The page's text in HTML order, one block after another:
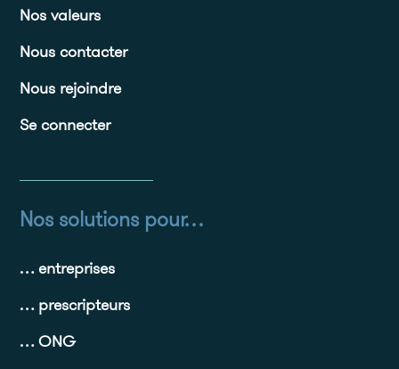
Nos valeurs
Nous contacter
Nous rejoindre
Se connecter
Nos solutions pour…
… entreprises
… prescripteurs
… ONG